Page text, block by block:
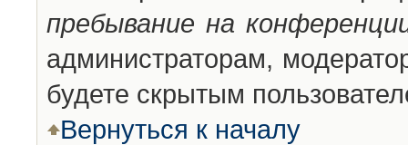
пребывание на
администраторам,
будете скрытым
Вернуться к началу